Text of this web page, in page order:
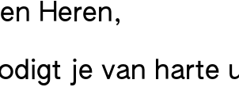
Heren,
je van harte